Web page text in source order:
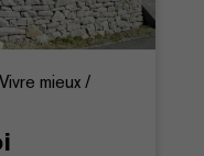
mieux /